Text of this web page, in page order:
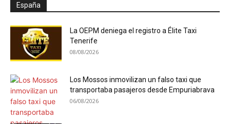
España
La OEPM deniega el registro a Élite Taxi
Tenerife
08/08/2026
Los Mossos inmovilizan un falso taxi que
transportaba pasajeros desde Empuriabrava
06/08/2026